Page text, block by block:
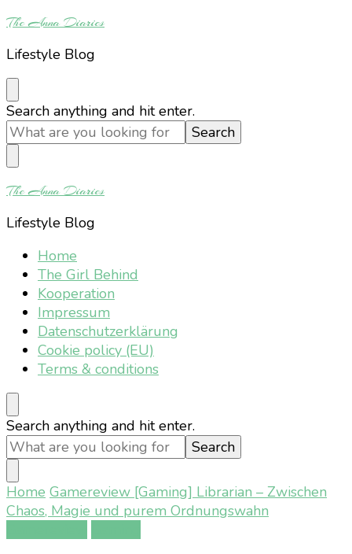
The Anna Diaries
Lifestyle Blog
Looking
for
Something?
Search anything and hit enter.
The Anna Diaries
Lifestyle Blog
Home
The Girl Behind
Kooperation
Impressum
Datenschutzerklärung
Cookie policy (EU)
Terms & conditions
Looking
for
Something?
Search anything and hit enter.
Home Gamereview [Gaming] Librarian – Zwischen
Chaos, Magie und purem Ordnungswahn